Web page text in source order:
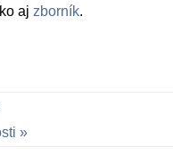
aj zborník.